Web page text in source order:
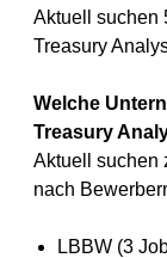
Aktuell suchen
Treasury
Welche
Treasury
Aktuell suchen
nach
LBBW (3